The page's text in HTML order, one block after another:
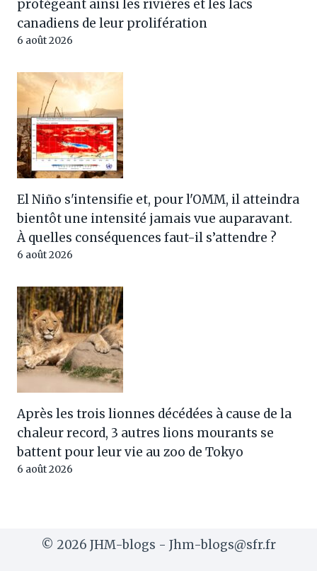
protégeant ainsi les rivières et les lacs
canadiens de leur prolifération
6 août 2026
El Niño s'intensifie et, pour l'OMM, il atteindra
bientôt une intensité jamais vue auparavant.
À quelles conséquences faut-il s’attendre ?
6 août 2026
Après les trois lionnes décédées à cause de la
chaleur record, 3 autres lions mourants se
battent pour leur vie au zoo de Tokyo
6 août 2026
© 2026 JHM-blogs - Jhm-blogs@sfr.fr